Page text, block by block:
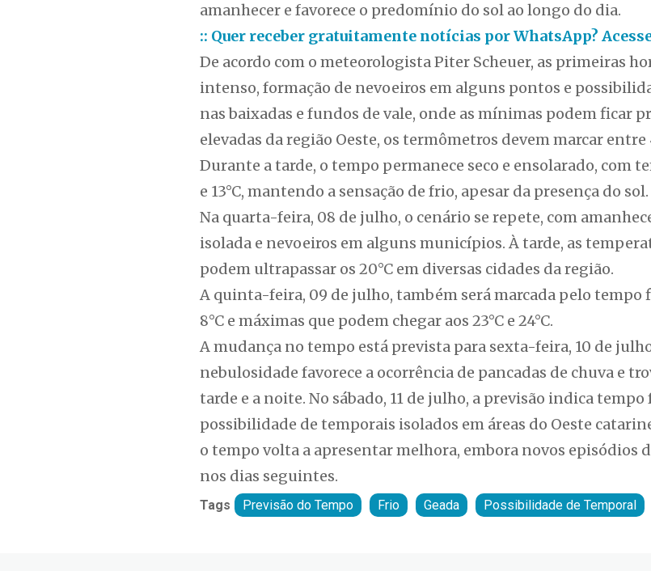
amanhecer e favorece o predomínio do sol ao longo do dia.
:: Quer receber gratuitamente notícias por WhatsApp?
De acordo com o meteorologista Piter Scheuer, as primeiras
intenso, formação de nevoeiros em alguns pontos e
nas baixadas e fundos de vale, onde as mínimas podem ficar
elevadas da região Oeste, os termômetros devem marcar entre
Durante a tarde, o tempo permanece seco e ensolarado, com
e 13°C, mantendo a sensação de frio, apesar da presença do sol.
Na quarta-feira, 08 de julho, o cenário se repete, com
isolada e nevoeiros em alguns municípios. À tarde, as
podem ultrapassar os 20°C em diversas cidades da região.
A quinta-feira, 09 de julho, também será marcada pelo tempo
8°C e máximas que podem chegar aos 23°C e 24°C.
A mudança no tempo está prevista para sexta-feira, 10 de
nebulosidade favorece a ocorrência de pancadas de chuva e
tarde e a noite. No sábado, 11 de julho, a previsão indica
possibilidade de temporais isolados em áreas do Oeste
o tempo volta a apresentar melhora, embora novos episódios
nos dias seguintes.
Tags Previsão do Tempo Frio Geada Possibilidade de Temporal